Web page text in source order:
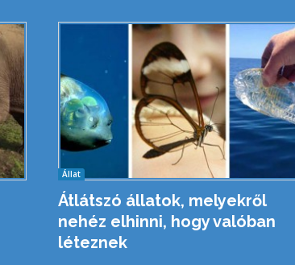
Állat
Átlátszó állatok, melyekről
nehéz elhinni, hogy valóban
léteznek